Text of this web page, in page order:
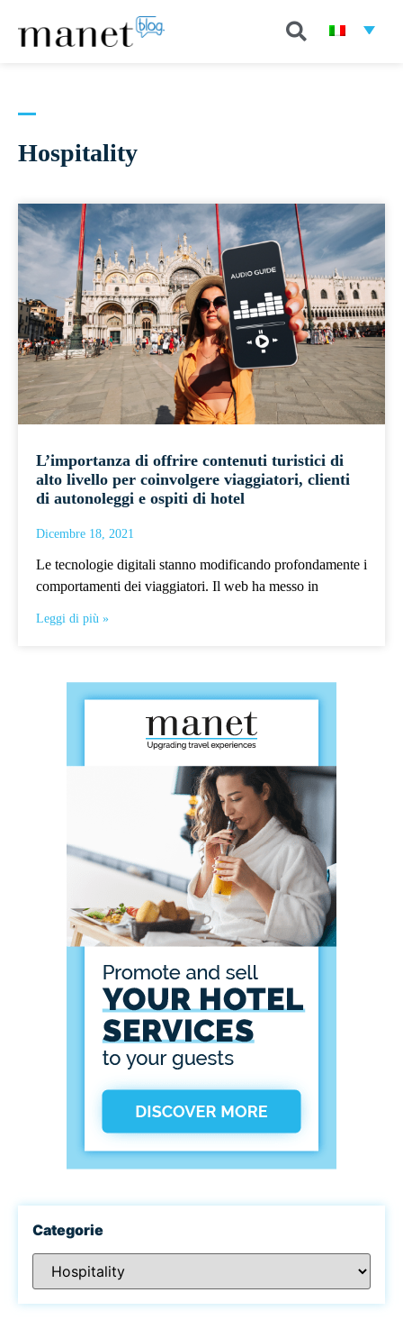
Hospitality
L’importanza di offrire contenuti turistici di
alto livello per coinvolgere viaggiatori, clienti
di autonoleggi e ospiti di hotel
Dicembre 18, 2021
Le tecnologie digitali stanno modificando profondamente i
comportamenti dei viaggiatori. Il web ha messo in
Leggi di più »
Categorie